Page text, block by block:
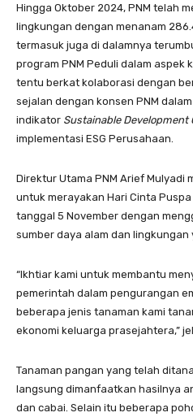
Hingga Oktober 2024, PNM telah
lingkungan dengan menanam
termasuk juga di dalamnya
program PNM Peduli dalam aspek
tentu berkat kolaborasi dengan
sejalan dengan konsen PNM
indikator Sustainable Development
implementasi ESG Perusahaan.
Direktur Utama PNM Arief Mulyadi
untuk merayakan Hari Cinta
tanggal 5 November dengan
sumber daya alam dan lingkungan
“Ikhtiar kami untuk membantu
pemerintah dalam pengurangan
beberapa jenis tanaman kami
ekonomi keluarga prasejahtera,”
Tanaman pangan yang telah
langsung dimanfaatkan hasilnya
dan cabai. Selain itu beberapa